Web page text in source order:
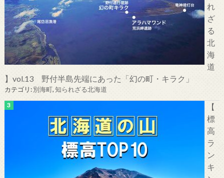
れ
ざ
る
北
海
道
】vol.13 野付半島先端にあった「幻の町・キラク」
カテゴリ:別海町,知られざる北海道
【
標
高
ラ
ン
キ